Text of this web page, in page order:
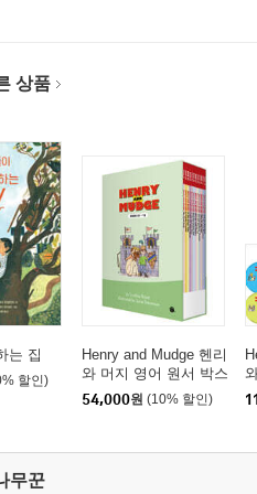
상품
는 집
할인)
Henry and Mudge 헨리
와 머지 영어 원서 박스
세트
54,000원 (10% 할인)
무꾼